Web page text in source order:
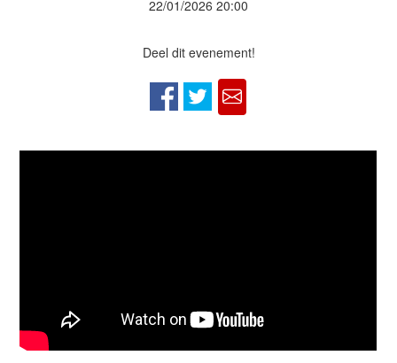
22/01/2026 20:00
Deel dit evenement!